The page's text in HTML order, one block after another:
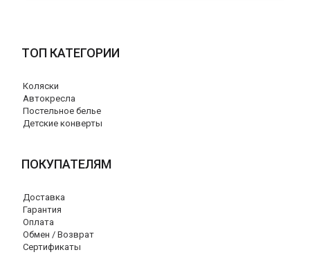
ТОП КАТЕГОРИИ
Коляски
Автокресла
Постельное белье
Детские конверты
ПОКУПАТЕЛЯМ
Доставка
Гарантия
Оплата
Обмен / Возврат
Сертификаты